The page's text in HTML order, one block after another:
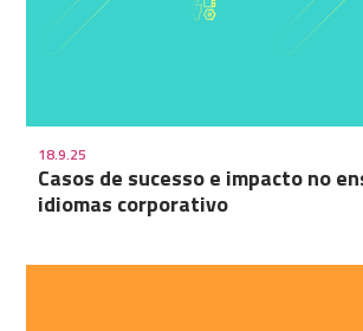
18.9.25
Casos de sucesso e impacto no
idiomas corporativo